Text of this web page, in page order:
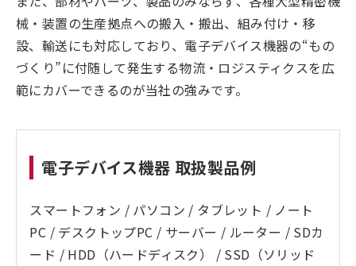
械・装置の生産拠点への搬入・搬出、組み付け・移
設、輸送にも対応しており、電子デバイス機器の“もの
づくり”に付随して発生する物流・ロジスティクスを広
範にカバーできるのが当社の強みです。
電子デバイス機器 取扱製品例
スマートフォン / パソコン / タブレット / ノート
PC / デスクトップPC / サーバー / ルーター / SDカ
ード / HDD（ハードディスク） / SSD（ソリッド